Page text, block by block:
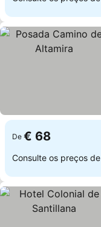
De € 68
Consulte os preços de